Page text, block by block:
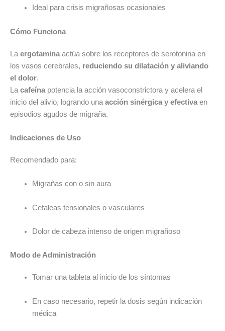
Ideal para crisis migrañosas ocasionales
Cómo Funciona
La ergotamina actúa sobre los receptores de serotonina en
los vasos cerebrales, reduciendo su dilatación y aliviando
el dolor.
La cafeína potencia la acción vasoconstrictora y acelera el
inicio del alivio, logrando una acción sinérgica y efectiva en
episodios agudos de migraña.
Indicaciones de Uso
Recomendado para:
Migrañas con o sin aura
Cefaleas tensionales o vasculares
Dolor de cabeza intenso de origen migrañoso
Modo de Administración
Tomar una tableta al inicio de los síntomas
En caso necesario, repetir la dosis según indicación
médica